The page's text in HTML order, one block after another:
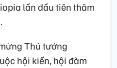
lần đầu tiên thăm
Thủ tướng
hội kiến, hội đàm